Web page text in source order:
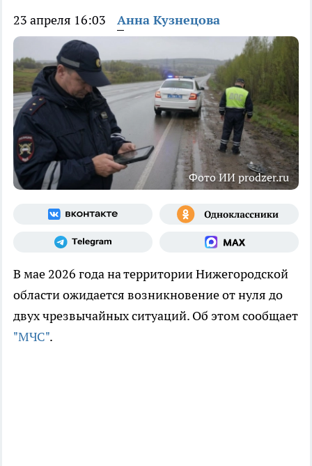
23 апреля 16:03 Анна Кузнецова
Фото ИИ prodzer.ru
В мае 2026 года на территории Нижегородской
области ожидается возникновение от нуля до
двух чрезвычайных ситуаций. Об этом сообщает
"МЧС".